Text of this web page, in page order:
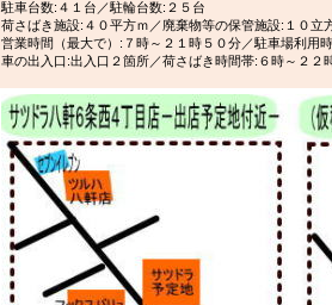
駐車台数:４１台／駐輪台数:２５台
荷さばき施設:４０平方ｍ／廃棄物等の保管施設:１０立
営業時間（最大で）:７時～２１時５０分／駐車場利用
車の出入口:出入口２箇所／荷さばき時間帯:６時～２２